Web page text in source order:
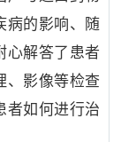
病的影响、随
心解答了患者
、影像等检查
者如何进行治